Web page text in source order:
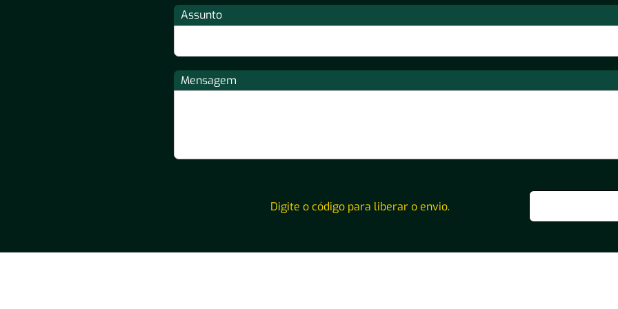
Assunto
Mensagem
Digite o código para liberar o envio.